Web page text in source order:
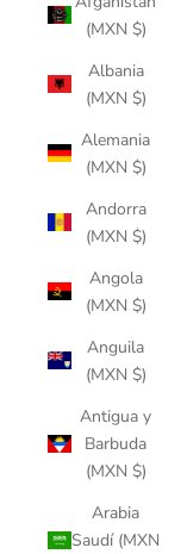
(MXN $)
Albania
(MXN $)
Alemania
(MXN $)
Andorra
(MXN $)
Angola
(MXN $)
Anguila
(MXN $)
Antigua y
Barbuda
(MXN $)
Arabia
Saudí (MXN